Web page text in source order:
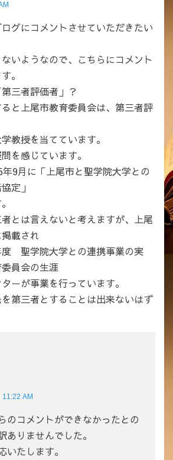
グにコメントさせていただきたい
いようなので、こちらにコメント
。
三者評価者」？
と上尾市教育委員会は、第三者評
教授を当てています。
を感じています。
9月に「上尾市と聖学院大学との
定」
とは言えないと考えますが、上尾
載され
度 聖学院大学との連携事業の実
員会の生涯
ーが事業を行っています。
第三者とすることは出来ないはず
AM
のコメントができなかったとの
ありませんでした。
いたします。